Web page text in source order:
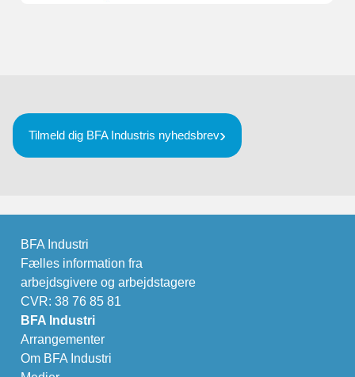
Tilmeld dig BFA Industris nyhedsbrev
BFA Industri
Fælles information fra
arbejdsgivere og arbejdstagere
CVR: 38 76 85 81
BFA Industri
Arrangementer
Om BFA Industri